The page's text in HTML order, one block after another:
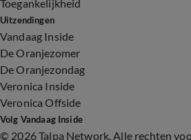
Toegankelijkheid
Uitzendingen
Vandaag Inside
De Oranjezomer
De Oranjezondag
Veronica Inside
Veronica Offside
Volg Vandaag Inside
© 2026 Talpa Network. Alle rechten